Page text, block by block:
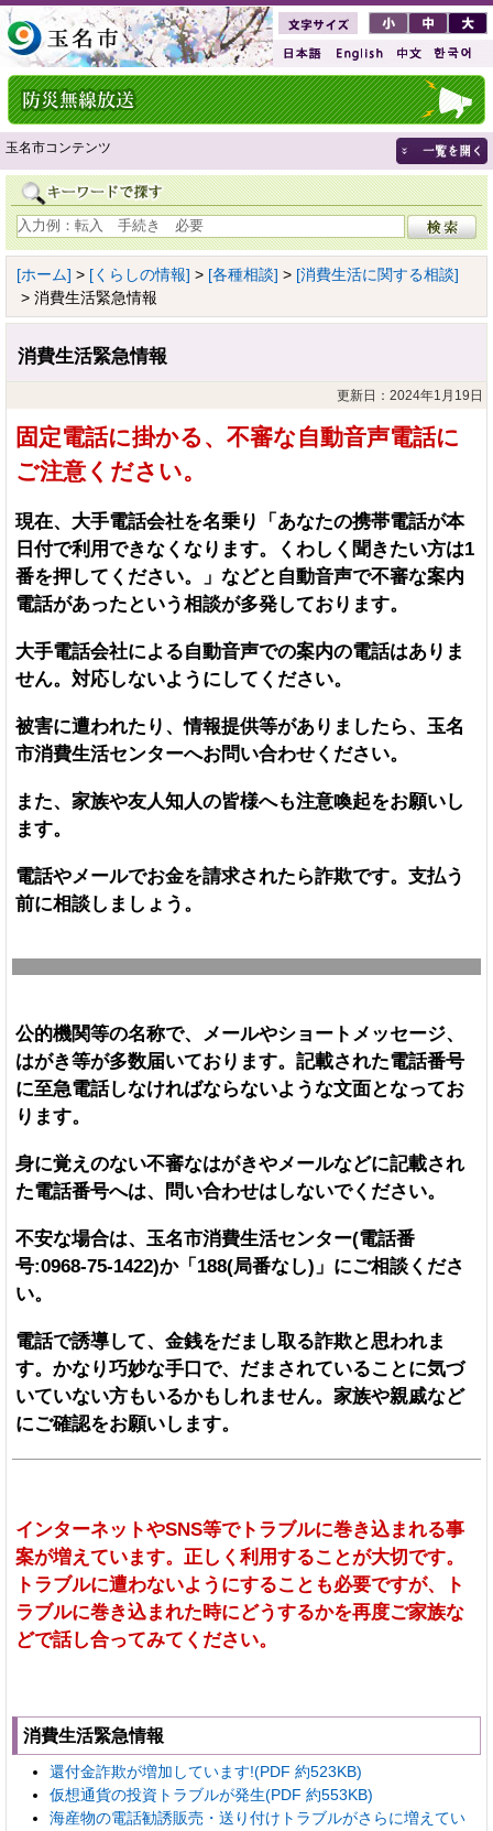
玉名市コンテンツ
[ホーム] > [くらしの情報] > [各種相談] > [消費生活に関する相談]
> 消費生活緊急情報
消費生活緊急情報
更新日：2024年1月19日
固定電話に掛かる、不審な自動音声電話に
ご注意ください。
現在、大手電話会社を名乗り「あなたの携帯電話が本
日付で利用できなくなります。くわしく聞きたい方は1
番を押してください。」などと自動音声で不審な案内
電話があったという相談が多発しております。
大手電話会社による自動音声での案内の電話はありま
せん。対応しないようにしてください。
被害に遭われたり、情報提供等がありましたら、玉名
市消費生活センターへお問い合わせください。
また、家族や友人知人の皆様へも注意喚起をお願いし
ます。
電話やメールでお金を請求されたら詐欺です。支払う
前に相談しましょう。
公的機関等の名称で、メールやショートメッセージ、
はがき等が多数届いております。記載された電話番号
に至急電話しなければならないような文面となってお
ります。
身に覚えのない不審なはがきやメールなどに記載され
た電話番号へは、問い合わせはしないでください。
不安な場合は、玉名市消費生活センター(電話番
号:0968-75-1422)か「188(局番なし)」にご相談くださ
い。
電話で誘導して、金銭をだまし取る詐欺と思われま
す。かなり巧妙な手口で、だまされていることに気づ
いていない方もいるかもしれません。家族や親戚など
にご確認をお願いします。
インターネットやSNS等でトラブルに巻き込まれる事
案が増えています。正しく利用することが大切です。
トラブルに遭わないようにすることも必要ですが、ト
ラブルに巻き込まれた時にどうするかを再度ご家族な
どで話し合ってみてください。
消費生活緊急情報
還付金詐欺が増加しています!(PDF 約523KB)
仮想通貨の投資トラブルが発生(PDF 約553KB)
海産物の電話勧誘販売・送り付けトラブルがさらに増えてい